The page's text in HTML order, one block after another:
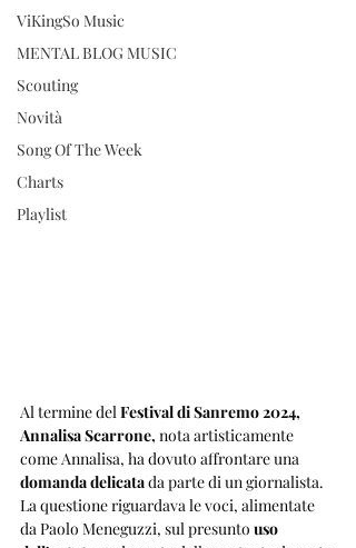
ViKingSo Music
MENTAL BLOG MUSIC
Scouting
Novità
Song Of The Week
Charts
Playlist
Al termine del Festival di Sanremo 2024,
Annalisa Scarrone, nota artisticamente
come Annalisa, ha dovuto affrontare una
domanda delicata da parte di un giornalista.
La questione riguardava le voci, alimentate
da Paolo Meneguzzi, sul presunto uso